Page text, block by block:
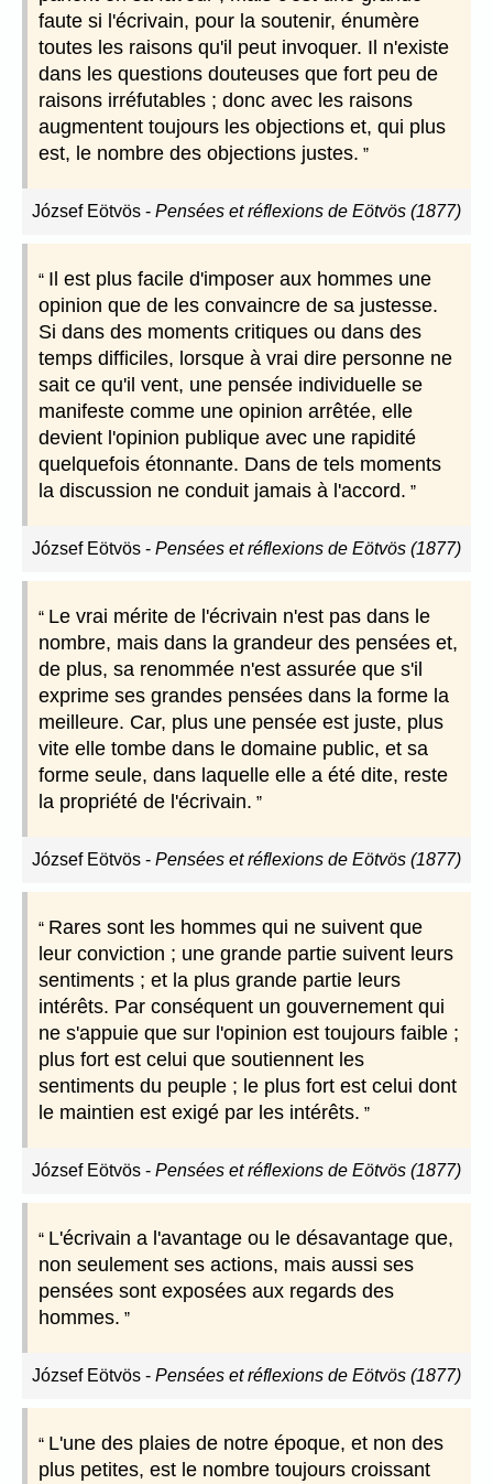
faute si l'écrivain, pour la soutenir, énumère
toutes les raisons qu'il peut invoquer. Il n'existe
dans les questions douteuses que fort peu de
raisons irréfutables ; donc avec les raisons
augmentent toujours les objections et, qui plus
est, le nombre des objections justes.
József Eötvös - Pensées et réflexions de Eötvös (1877)
Il est plus facile d'imposer aux hommes une
opinion que de les convaincre de sa justesse.
Si dans des moments critiques ou dans des
temps difficiles, lorsque à vrai dire personne ne
sait ce qu'il vent, une pensée individuelle se
manifeste comme une opinion arrêtée, elle
devient l'opinion publique avec une rapidité
quelquefois étonnante. Dans de tels moments
la discussion ne conduit jamais à l'accord.
József Eötvös - Pensées et réflexions de Eötvös (1877)
Le vrai mérite de l'écrivain n'est pas dans le
nombre, mais dans la grandeur des pensées et,
de plus, sa renommée n'est assurée que s'il
exprime ses grandes pensées dans la forme la
meilleure. Car, plus une pensée est juste, plus
vite elle tombe dans le domaine public, et sa
forme seule, dans laquelle elle a été dite, reste
la propriété de l'écrivain.
József Eötvös - Pensées et réflexions de Eötvös (1877)
Rares sont les hommes qui ne suivent que
leur conviction ; une grande partie suivent leurs
sentiments ; et la plus grande partie leurs
intérêts. Par conséquent un gouvernement qui
ne s'appuie que sur l'opinion est toujours faible ;
plus fort est celui que soutiennent les
sentiments du peuple ; le plus fort est celui dont
le maintien est exigé par les intérêts.
József Eötvös - Pensées et réflexions de Eötvös (1877)
L'écrivain a l'avantage ou le désavantage que,
non seulement ses actions, mais aussi ses
pensées sont exposées aux regards des
hommes.
József Eötvös - Pensées et réflexions de Eötvös (1877)
L'une des plaies de notre époque, et non des
plus petites, est le nombre toujours croissant